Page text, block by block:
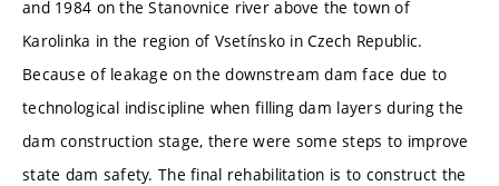
and 1984 on the Stanovnice river above the town of
Karolinka in the region of Vsetínsko in Czech Republic.
Because of leakage on the downstream dam face due to
technological indiscipline when filling dam layers during the
dam construction stage, there were some steps to improve
state dam safety. The final rehabilitation is to construct the